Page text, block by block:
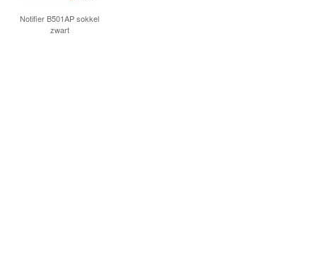
Notifier B501AP sokkel
zwart